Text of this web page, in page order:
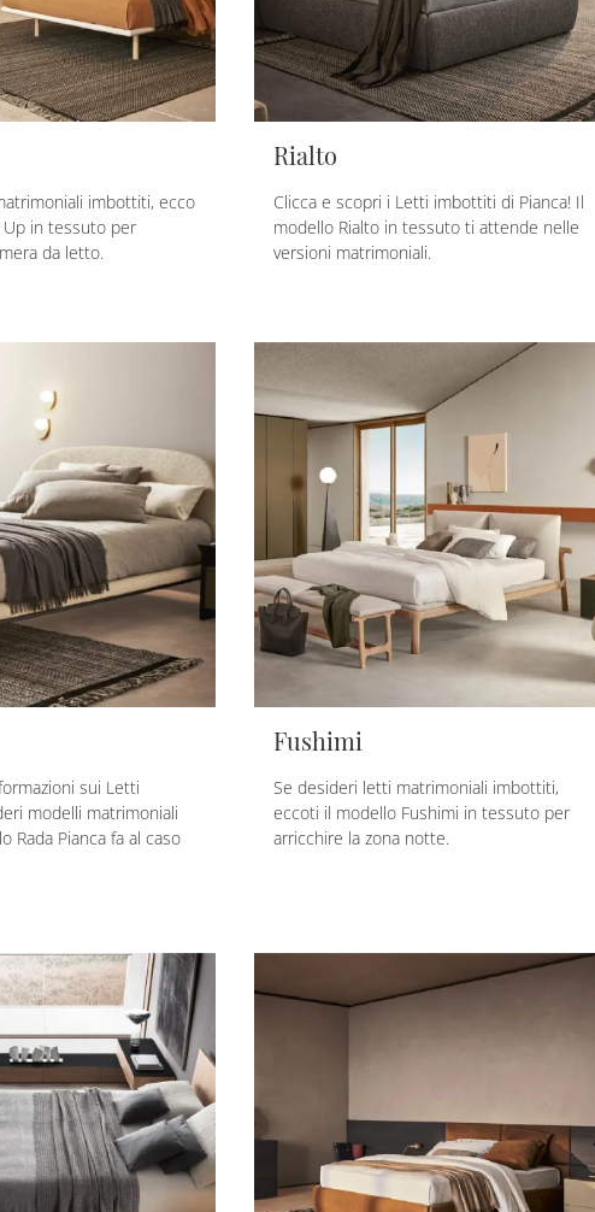
imbottiti, ecco
in tessuto per
da letto.
Rialto
Clicca e scopri i Letti imbottiti di Pianca! Il
modello Rialto in tessuto ti attende nelle
versioni matrimoniali.
sui Letti
modelli matrimoniali
Rada Pianca fa al caso
Fushimi
Se desideri letti matrimoniali imbottiti,
eccoti il modello Fushimi in tessuto per
arricchire la zona notte.